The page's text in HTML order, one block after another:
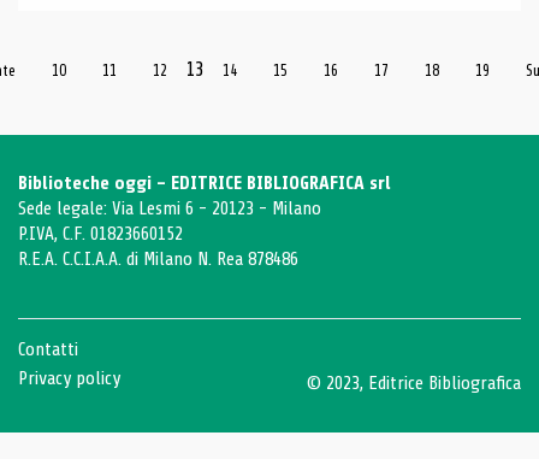
10 11 12 13 14 15 16 17 18 19
Biblioteche oggi - EDITRICE BIBLIOGRAFICA srl
Sede legale: Via Lesmi 6 - 20123 - Milano
P.IVA, C.F. 01823660152
R.E.A. C.C.I.A.A. di Milano N. Rea 878486
Contatti
Privacy policy
© 2023, Editrice Bibliografica